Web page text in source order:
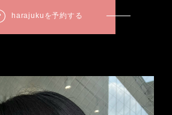
harajukuを予約する